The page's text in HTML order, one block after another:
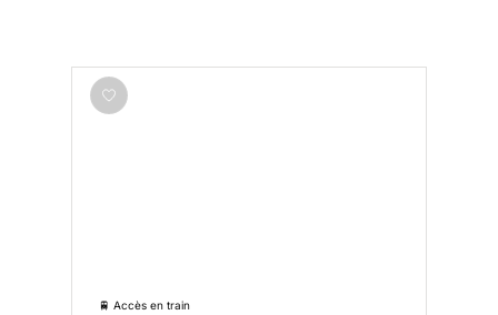
🚆 Accès en train